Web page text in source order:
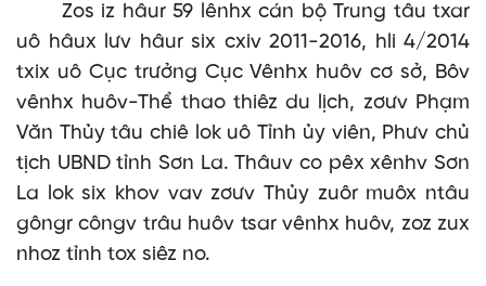
Zos iz hâur 59 lênhx cán bộ Trung tâu txar
uô hâux lưv hâur six cxiv 2011-2016, hli 4/2014
txix uô Cục trưởng Cục Vênhx huôv cơ sở, Bôv
vênhx huôv-Thể thao thiêz du lịch, zơưv Phạm
Văn Thủy tâu chiê lok uô Tỉnh ủy viên, Phưv chủ
tịch UBND tỉnh Sơn La. Thâuv co pêx xênhv Sơn
La lok six khov vav zơưv Thủy zuôr muôx ntâu
gôngr côngv trâu huôv tsar vênhx huôv, zoz zux
nhoz tỉnh tox siêz no.